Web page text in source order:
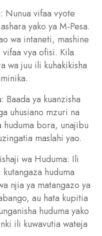
Nunua vifaa vyote
yako ya M-Pesa.
wa intaneti, mashine
vya ofisi. Kila
wa juu ili kuhakikisha
Baada ya kuanzisha
uhusiano mzuri na
huduma bora, unajibu
maslahi yao.
wa Huduma: Ili
huduma
njia ya matangazo ya
au hata kupitia
huduma yako
ili kuwavutia wateja